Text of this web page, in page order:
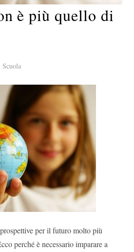
è più quello di
Scuola
per il futuro molto più
perché è necessario imparare a